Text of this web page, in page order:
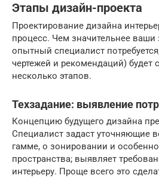
Этапы дизайн-проекта
Проектирование дизайна
процесс. Чем значительнее
опытный специалист
чертежей и рекомендаций) будет
несколько этапов.
Техзадание: выявление
Концепцию будущего дизайна
Специалист задаст уточняющие
гамме, о зонировании и
пространства; выявляет
интерьеру. Проще всего это